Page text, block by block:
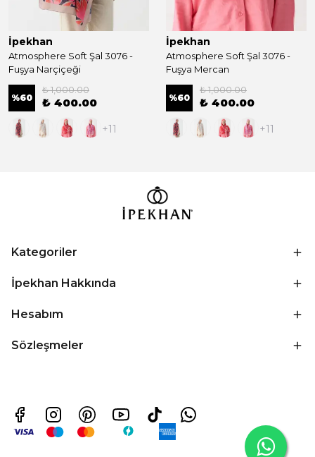
İpekhan
Atmosphere Soft Şal 3076 -
Fuşya Narçiçeği
%60
₺ 1,000.00
₺ 400.00
+11
İpekhan
Atmosphere Soft Şal 3076 -
Fuşya Mercan
%60
₺ 1,000.00
₺ 400.00
+11
Kategoriler
İpekhan Hakkında
Hesabım
Sözleşmeler